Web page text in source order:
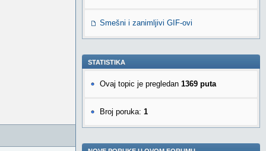
Smešni i zanimljivi GIF-ovi
STATISTIKA
Ovaj topic je pregledan 1369 puta
Broj poruka: 1